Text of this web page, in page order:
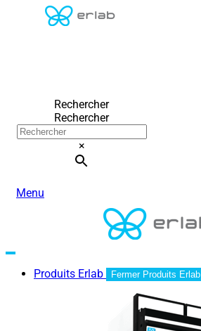
Rechercher
Rechercher
×
Menu
Produits Erlab Fermer Produits Erlab